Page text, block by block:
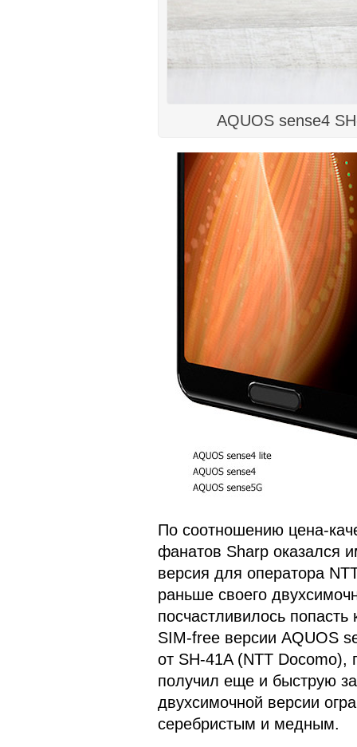
AQUOS sense4
По соотношению цена-
фанатов Sharp оказался
версия для оператора
раньше своего
посчастливилось
SIM-free версии AQUOS
от SH-41A (NTT Docomo),
получил еще и быструю
двухсимочной версии
серебристым и медным.